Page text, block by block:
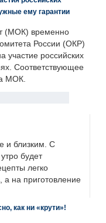
ему гарантии
(МОК) временно
России (ОКР)
участие российских
Соответствующее
МОК.
и близким. С
будет
легко
а на приготовление
как ни «крути»!